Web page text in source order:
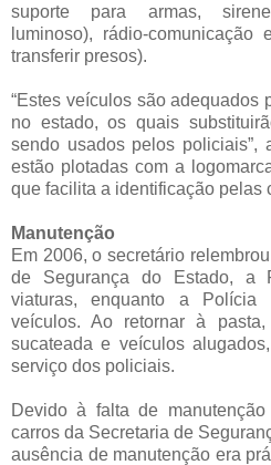
suporte para armas,
luminoso), rádio-
transferir presos).
“Estes veículos são adequados
no estado, os quais
sendo usados pelos policiais”,
estão plotadas com a
que facilita a identificação pelas
Manutenção
Em 2006, o secretário
de Segurança do Estado, a
viaturas, enquanto a Polícia
veículos. Ao retornar à
sucateada e veículos
serviço dos policiais.
Devido à falta de
carros da Secretaria de
ausência de manutenção era